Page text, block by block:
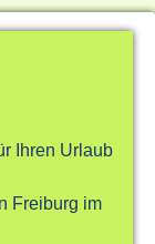
Ihren Urlaub
Freiburg im